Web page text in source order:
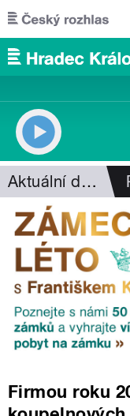
Přejít k hlavnímu
Aktuální dění
Firmou roku